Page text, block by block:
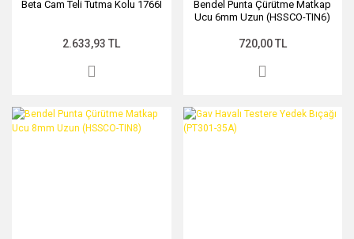
Beta Cam Teli Tutma Kolu 1766I
2.633,93 TL
Bendel Punta Çürütme Matkap
Ucu 6mm Uzun (HSSCO-TIN6)
720,00 TL